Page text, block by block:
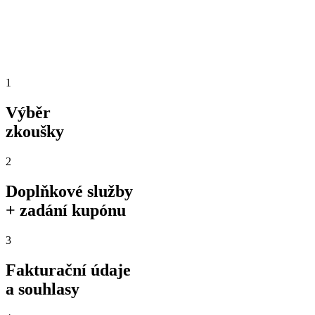
1
Výběr
zkoušky
2
Doplňkové služby
+ zadání kupónu
3
Fakturační údaje
a souhlasy